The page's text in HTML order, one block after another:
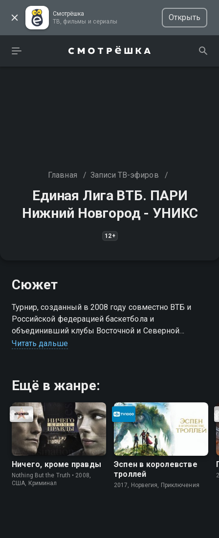
Смотрёшка
ТВ, фильмы и сериалы
Открыть
Главная / Записи ТВ-эфиров /
Единая Лига ВТБ. ПАРИ
Нижний Новгород - УНИКС
12+
Сюжет
Турнир, созданный в 2008 году совместно ВТБ и
Российской федерацией баскетбола и
объединивший клубы Восточной и Северной
Европы. Является официальным соревнованием
Читать дальше
Ещё в жанре:
Ничего, кроме правды
Nothing But the Truth • 2008,
США, Криминал
Эспен в королевстве
троллей
2017, Норвегия, Приключения